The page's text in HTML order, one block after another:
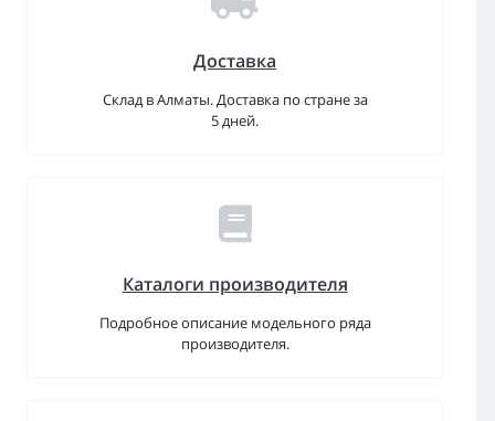
Доставка
Склад в Алматы. Доставка по стране за
5 дней.
Каталоги производителя
Подробное описание модельного ряда
производителя.